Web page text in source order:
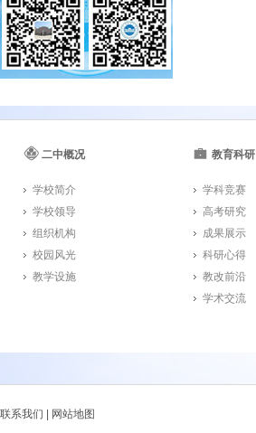
二中概况
学校简介
学校领导
组织机构
校园风光
教学设施
教育科研
学科竞赛
高考研究
成果展示
科研心得
教改前沿
学术交流
联系我们 网站地图